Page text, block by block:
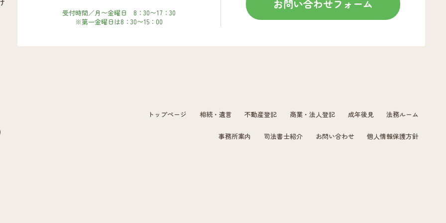
受付時間／月〜金曜日 8：30〜17：30
※第一金曜日は8：30〜15：00
お問い合わせフォーム
トップページ 相続・遺言 不動産登記 商業・法人登記 成年後見 法務ルーム
事務所案内 司法書士紹介 お問い合わせ 個人情報保護方針